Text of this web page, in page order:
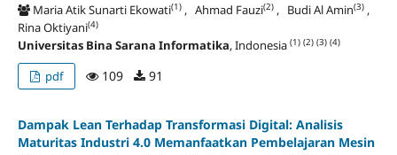
Maria Atik Sunarti Ekowati(1), Ahmad Fauzi(2), Budi Al Amin(3),
Rina Oktiyani(4)
Universitas Bina Sarana Informatika, Indonesia (1) (2) (3) (4)
pdf 109 91
Dampak Lean Terhadap Transformasi Digital: Analisis
Maturitas Industri 4.0 Memanfaatkan Pembelajaran Mesin